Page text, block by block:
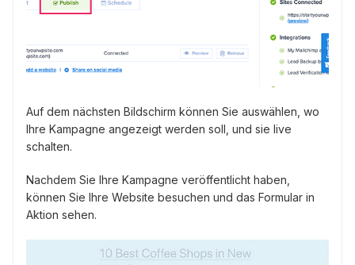
Auf dem nächsten Bildschirm können Sie auswählen, wo
Ihre Kampagne angezeigt werden soll, und sie live
schalten.
Nachdem Sie Ihre Kampagne veröffentlicht haben,
können Sie Ihre Website besuchen und das Formular in
Aktion sehen.